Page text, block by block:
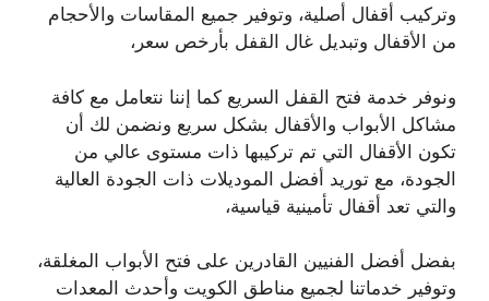
وتركيب أقفال أصلية، وتوفير جميع المقاسات والأحجام
من الأقفال وتبديل غال القفل بأرخص سعر،
ونوفر خدمة فتح القفل السريع كما إننا نتعامل مع كافة
مشاكل الأبواب والأقفال بشكل سريع ونضمن لك أن
تكون الأقفال التي تم تركيبها ذات مستوى عالي من
الجودة، مع توريد أفضل الموديلات ذات الجودة العالية
والتي تعد أقفال تأمينية قياسية،
بفضل أفضل الفنيين القادرين على فتح الأبواب المغلقة،
وتوفير خدماتنا لجميع مناطق الكويت وأحدث المعدات